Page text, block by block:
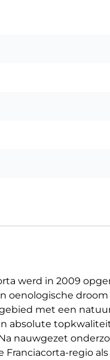
heel goede match
in
budget kunt
dat is Grandcruwijnen!
werd in 2009
oenologische
met een
absolute
nauwgezet
Franciacorta-regio